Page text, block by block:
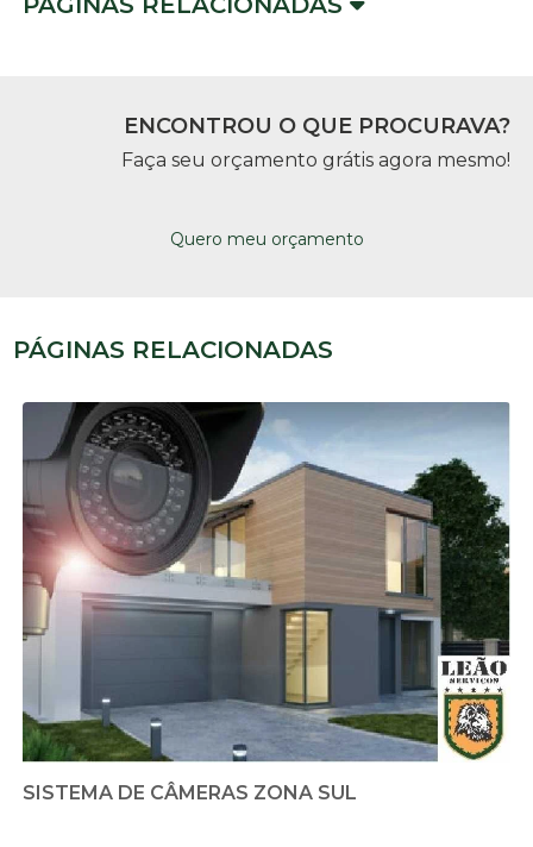
ENCONTROU O QUE PROCURAVA?
Faça seu orçamento grátis agora mesmo!
Quero meu orçamento
PÁGINAS RELACIONADAS
SISTEMA DE CÂMERAS ZONA SUL